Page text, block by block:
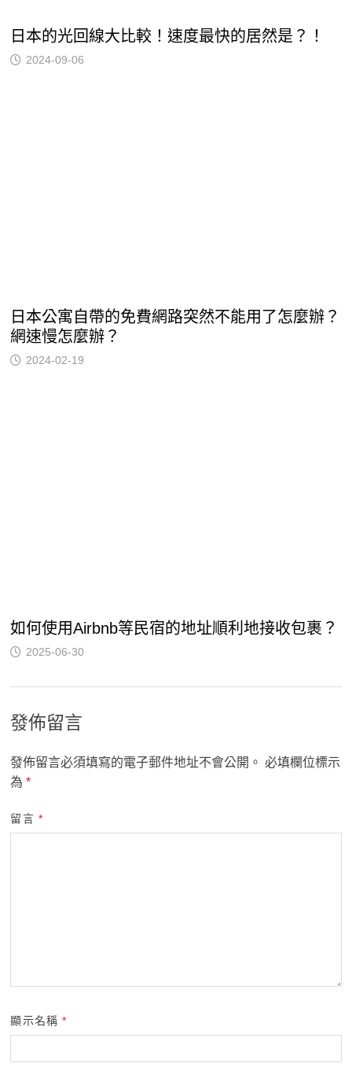
日本的光回線大比較！速度最快的居然是？！
2024-09-06
日本公寓自帶的免費網路突然不能用了怎麼辦？
網速慢怎麼辦？
2024-02-19
如何使用Airbnb等民宿的地址順利地接收包裹？
2025-06-30
發佈留言
發佈留言必須填寫的電子郵件地址不會公開。 必填欄位標示
為*
留言 *
顯示名稱 *